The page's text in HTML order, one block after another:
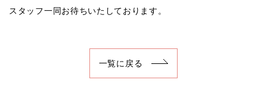
スタッフ一同お待ちいたしております。
一覧に戻る